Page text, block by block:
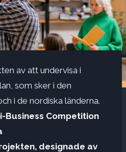
av att undervisa i
som sker i den
i de nordiska länderna.
Business Competition
designade av